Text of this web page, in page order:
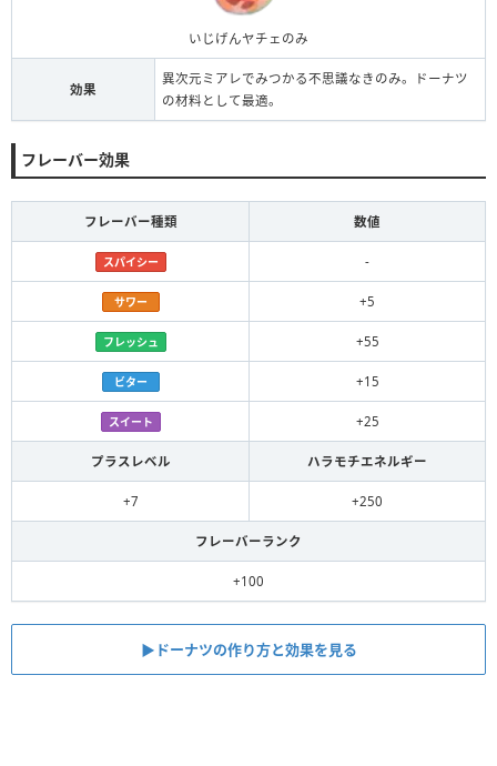
いじげんヤチェのみ
効果
異次元ミアレでみつかる不思議なきのみ。ドーナツ
の材料として最適。
フレーバー効果
フレーバー種類 数値
スパイシー -
サワー +5
フレッシュ +55
ビター +15
スイート +25
プラスレベル ハラモチエネルギー
+7 +250
フレーバーランク
+100
▶︎ドーナツの作り方と効果を見る